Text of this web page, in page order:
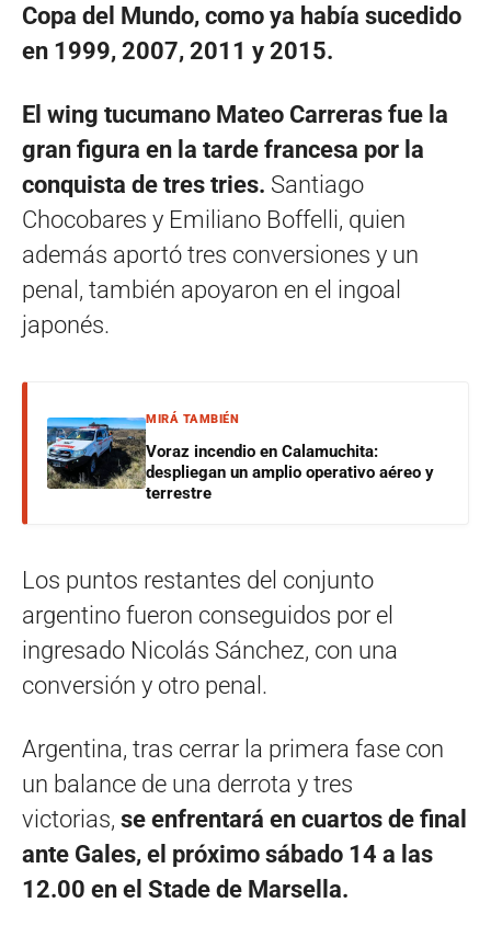
Copa del Mundo, como ya había sucedido
en 1999, 2007, 2011 y 2015.
El wing tucumano Mateo Carreras fue la
gran figura en la tarde francesa por la
conquista de tres tries. Santiago
Chocobares y Emiliano Boffelli, quien
además aportó tres conversiones y un
penal, también apoyaron en el ingoal
japonés.
MIRÁ TAMBIÉN
Voraz incendio en Calamuchita:
despliegan un amplio operativo aéreo y
terrestre
Los puntos restantes del conjunto
argentino fueron conseguidos por el
ingresado Nicolás Sánchez, con una
conversión y otro penal.
Argentina, tras cerrar la primera fase con
un balance de una derrota y tres
victorias, se enfrentará en cuartos de final
ante Gales, el próximo sábado 14 a las
12.00 en el Stade de Marsella.